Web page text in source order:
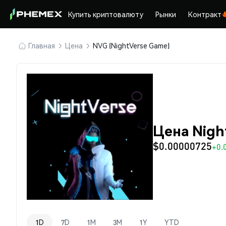
Купить криптовалюту Рынки Контракт
Главная Цена NVG (NightVerse Game)
Цена
$0.00000725
1D 7D 1M 3M 1Y YTD